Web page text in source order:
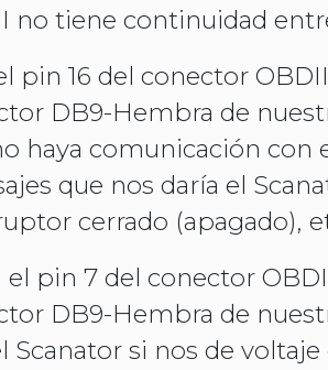
no tiene continuidad
pin 16 del conector
DB9-Hembra de
haya comunicación con
que nos daría el
cerrado (apagado),
el pin 7 del conector
DB9-Hembra de
Scanator si nos de